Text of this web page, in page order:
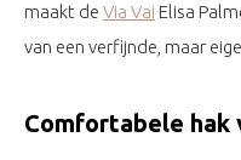
maakt de Via Vai Elisa
van een verfijnde, maar
Comfortabele hak